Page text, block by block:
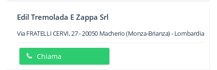
Edil Tremolada E Zappa Srl
Via FRATELLI CERVI, 27-20050 Macherio(Monza-Brianza) -Lombardia
Chiama